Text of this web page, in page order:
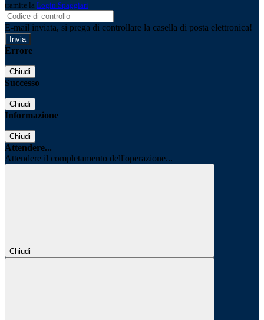
tramite la Login Spaggiari
E-mail inviata, si prega di controllare la casella di posta elettronica!
Errore
Chiudi
Successo
Chiudi
Informazione
Chiudi
Attendere...
Attendere il completamento dell'operazione...
Chiudi